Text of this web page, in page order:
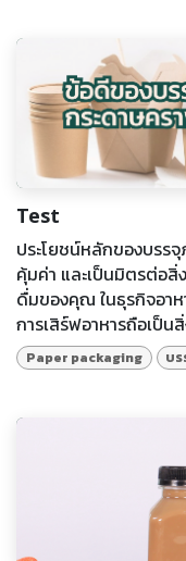
Test
ประโยชน์หลักของบรร
คุ้มค่า และเป็นมิตรต่อสิ่
ดื่มของคุณ ในธุรกิจอาห
การเสิร์ฟอาหารถือเป็น
Paper packaging บ